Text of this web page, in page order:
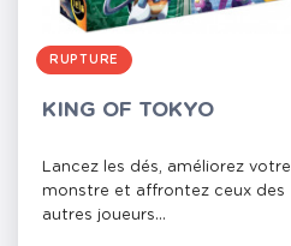
RUPTURE
KING OF TOKYO
Lancez les dés, améliorez votre
monstre et affrontez ceux des
autres joueurs...